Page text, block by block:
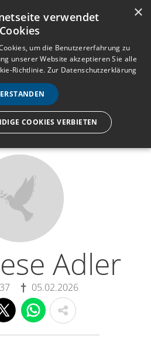
Anmelden Registrieren
e
n
ü
Adler
05.02.2026
×
verwendet
Cookies
um die Benutzererfahrung zu
unserer Website akzeptieren Sie alle
Richtlinie. Zur Datenschutzerklärung
COOKIES VERBIETEN